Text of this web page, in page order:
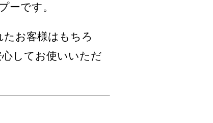
ーです。
お客様はもちろ
してお使いいただ